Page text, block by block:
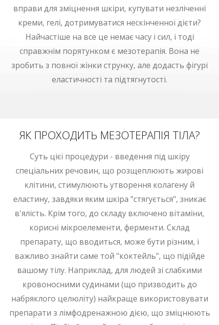
вправи для зміцнення шкіри, купувати незліченні
креми, гелі, дотримуватися нескінченної дієти?
Найчастіше на все це немає часу і сил, і тоді
справжнім порятунком є мезотерапія. Вона не
зробить з повної жінки струнку, але додасть фігурі
еластичності та підтягнутості.
ЯК ПРОХОДИТЬ МЕЗОТЕРАПІЯ ТІЛА?
Суть цієї процедури - введення під шкіру
спеціальних речовин, що розщеплюють жирові
клітини, стимулюють утворення колагену й
еластину, завдяки яким шкіра "стягується", зникає
в'ялість. Крім того, до складу включено вітаміни,
корисні мікроелементи, ферменти. Склад
препарату, що вводиться, може бути різним, і
важливо знайти саме той "коктейль", що підійде
вашому тілу. Наприклад, для людей зі слабкими
кровоносними судинами (що призводить до
набряклого целюліту) найкраще використовувати
препарати з лімфодренажною дією, що зміцнюють